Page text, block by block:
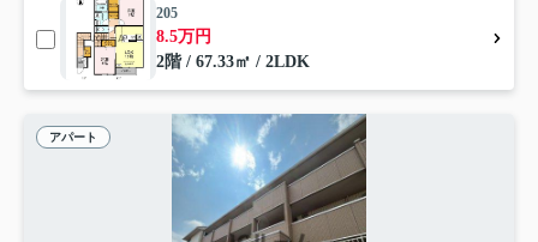
205
8.5万円
2階 / 67.33㎡ / 2LDK
アパート